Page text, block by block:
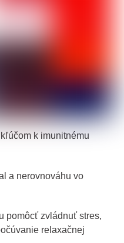
k imunitnému
a nerovnováhu vo
pomôcť zvládnuť stres,
relaxačnej